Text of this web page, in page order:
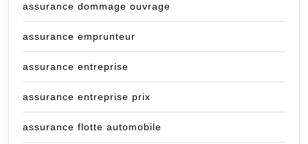
assurance dommage ouvrage
assurance emprunteur
assurance entreprise
assurance entreprise prix
assurance flotte automobile